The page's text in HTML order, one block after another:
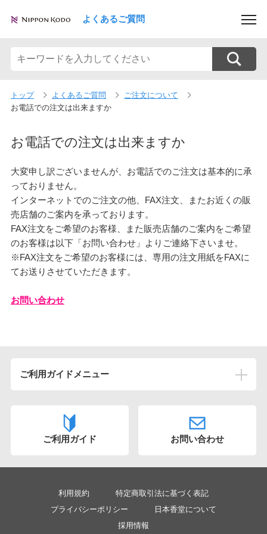
よくあるご質問
トップ よくあるご質問
ご注文について
お電話での注文は出来ますか
ご利用ガイドメニュー
初めてご注文いただく方へ
領収書が欲しい
お電話での注文は出来ますか
注文後にキャンセルはできますか
お届け先の電話番号が分かりません
お電話での注文は出来ますか
大変申し訳ございませんが、お電話でのご注文は基本的に承
っておりません。
インターネットでのご注文の他、FAX注文、またお近くの販
売店舗のご案内を承っております。
FAX注文をご希望のお客様、また販売店舗のご案内をご希望
のお客様は以下「お問い合わせ」よりご連絡下さいませ。
※FAX注文をご希望のお客様には、専用の注文用紙をFAXに
てお送りさせていただきます。
お問い合わせ
ご利用ガイド お問い合わせ
利用規約
特定商取引法に基づく表記
プライバシーポリシー
日本香堂について
採用情報